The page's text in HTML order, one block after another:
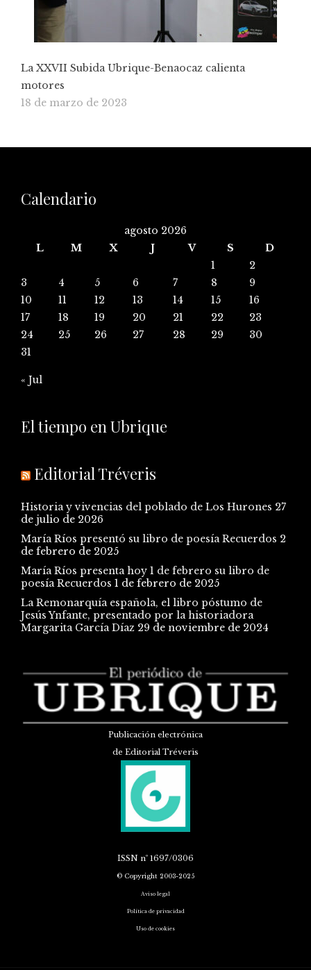
La XXVII Subida Ubrique-Benaocaz calienta
motores
18 de marzo de 2023
Calendario
agosto 2026
L
M X J V S
D
1
2
3
4 5 6 7 8
9
10
11 12 13 14 15
16
17
18 19 20 21 22
23
24
25 26 27 28 29
30
31
« Jul
El tiempo en Ubrique
Editorial Tréveris
Historia y vivencias del poblado de Los Hurones 27
de julio de 2026
María Ríos presentó su libro de poesía Recuerdos 2
de febrero de 2025
María Ríos presenta hoy 1 de febrero su libro de
poesía Recuerdos 1 de febrero de 2025
La Remonarquía española, el libro póstumo de
Jesús Ynfante, presentado por la historiadora
Margarita García Díaz 29 de noviembre de 2024
Publicación electrónica
de Editorial Tréveris
ISSN nº 1697/0306
© Copyright 2003-2025
Aviso legal
Política de privacidad
Uso de cookies